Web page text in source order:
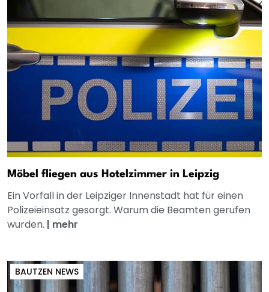
Möbel fliegen aus Hotelzimmer in Leipzig
Ein Vorfall in der Leipziger Innenstadt hat für einen
Polizeieinsatz gesorgt. Warum die Beamten gerufen
wurden. | mehr
BAUTZEN NEWS